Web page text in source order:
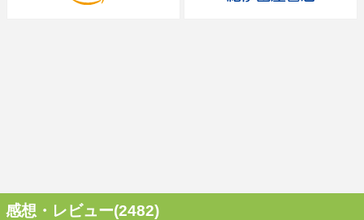
感想・レビュー(2482)